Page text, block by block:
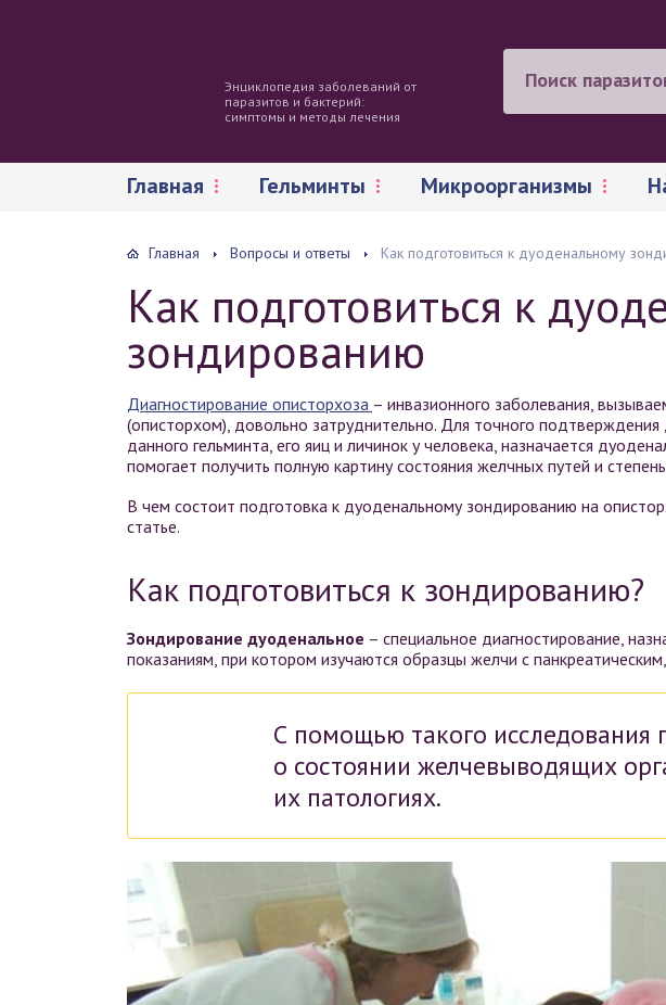
Энциклопедия заболеваний от
паразитов и бактерий:
симптомы и методы лечения
Главная Гельминты Микроорганизмы
Главная Вопросы и ответы Как подготовиться к дуоденальному
Как подготовиться к
зондированию
Диагностирование описторхоза – инвазионного заболевания,
(описторхом), довольно затруднительно. Для точного подтверждения
данного гельминта, его яиц и личинок у человека, назначается
помогает получить полную картину состояния желчных путей и
В чем состоит подготовка к дуоденальному зондированию на
статье.
Как подготовиться к зондированию?
Зондирование дуоденальное – специальное диагностирование,
показаниям, при котором изучаются образцы желчи с
С помощью такого исследования
о состоянии желчевыводящих
их патологиях.